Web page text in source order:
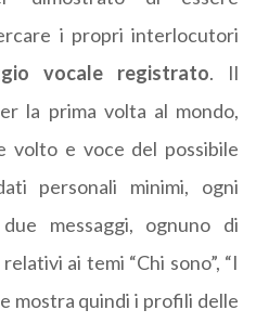
i propri interlocutori
vocale registrato. Il
la prima volta al mondo,
volto e voce del possibile
personali minimi, ogni
messaggi, ognuno di
ai temi “Chi sono”, “I
mostra quindi i profili delle